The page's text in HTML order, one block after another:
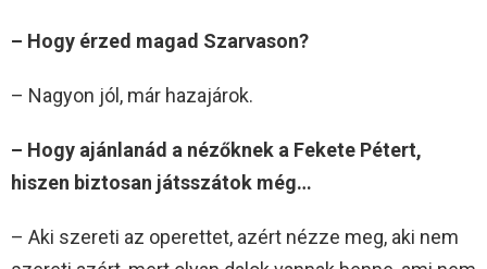
– Hogy érzed magad Szarvason?
– Nagyon jól, már hazajárok.
– Hogy ajánlanád a nézőknek a Fekete Pétert,
hiszen biztosan játsszátok még…
– Aki szereti az operettet, azért nézze meg, aki nem